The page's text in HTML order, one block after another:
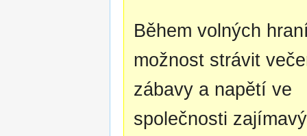
Během volných
možnost strávit
zábavy a napětí ve
společnosti